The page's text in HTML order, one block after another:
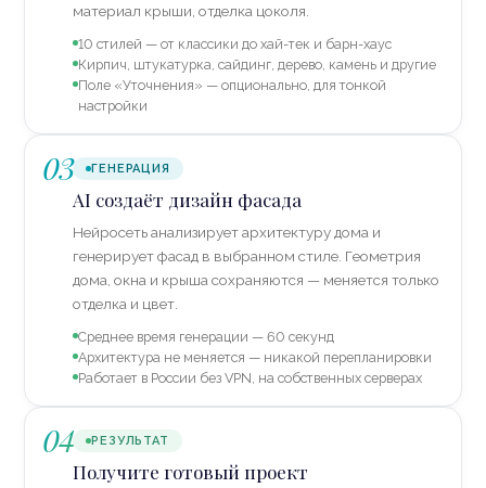
материал крыши, отделка цоколя.
10 стилей — от классики до хай-тек и барн-хаус
Кирпич, штукатурка, сайдинг, дерево, камень и другие
Поле «Уточнения» — опционально, для тонкой
настройки
03 ГЕНЕРАЦИЯ
AI создаёт дизайн фасада
Нейросеть анализирует архитектуру дома и
генерирует фасад в выбранном стиле. Геометрия
дома, окна и крыша сохраняются — меняется только
отделка и цвет.
Среднее время генерации — 60 секунд
Архитектура не меняется — никакой перепланировки
Работает в России без VPN, на собственных серверах
04 РЕЗУЛЬТАТ
Получите готовый проект